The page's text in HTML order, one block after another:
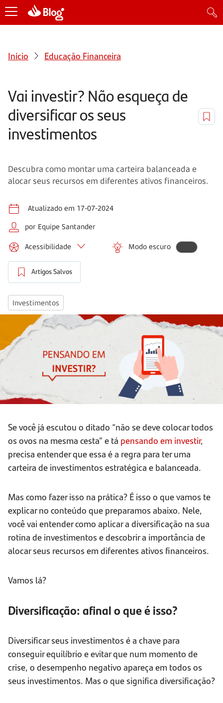
Início Educação Financeira
Vai investir? Não esqueça de
diversificar os seus
investimentos
Descubra como montar uma carteira balanceada e
alocar seus recursos em diferentes ativos financeiros.
Atualizado em 17-07-2024
por Equipe Santander
Acessibilidade Modo escuro
Artigos Salvos
Investimentos
Se você já escutou o ditado “não se deve colocar todos
os ovos na mesma cesta” e tá pensando em investir,
precisa entender que essa é a regra para ter uma
carteira de investimentos estratégica e balanceada.
Mas como fazer isso na prática? É isso o que vamos te
explicar no conteúdo que preparamos abaixo. Nele,
você vai entender como aplicar a diversificação na sua
rotina de investimentos e descobrir a importância de
alocar seus recursos em diferentes ativos financeiros.
Vamos lá?
Diversificação: afinal o que é isso?
Diversificar seus investimentos é a chave para
conseguir equilíbrio e evitar que num momento de
crise, o desempenho negativo apareça em todos os
seus investimentos. Mas o que significa diversificação?